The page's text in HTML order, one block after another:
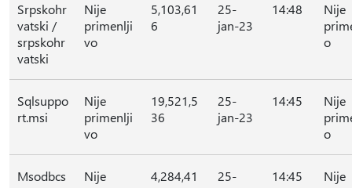
Srpskohr
vatski /
srpskohr
vatski
Nije
primenlji
vo
5,103,61
6
25-
jan-23
14:48
Nije
o
Sqlsuppo
rt.msi
Nije
primenlji
vo
19,521,5
36
25-
jan-23
14:45
Nije
o
Msodbcs
Nije
4,284,41
25-
14:45
Nije